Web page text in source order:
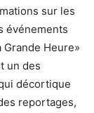
sur les
événements
Heure»
un des
décortique
reportages,